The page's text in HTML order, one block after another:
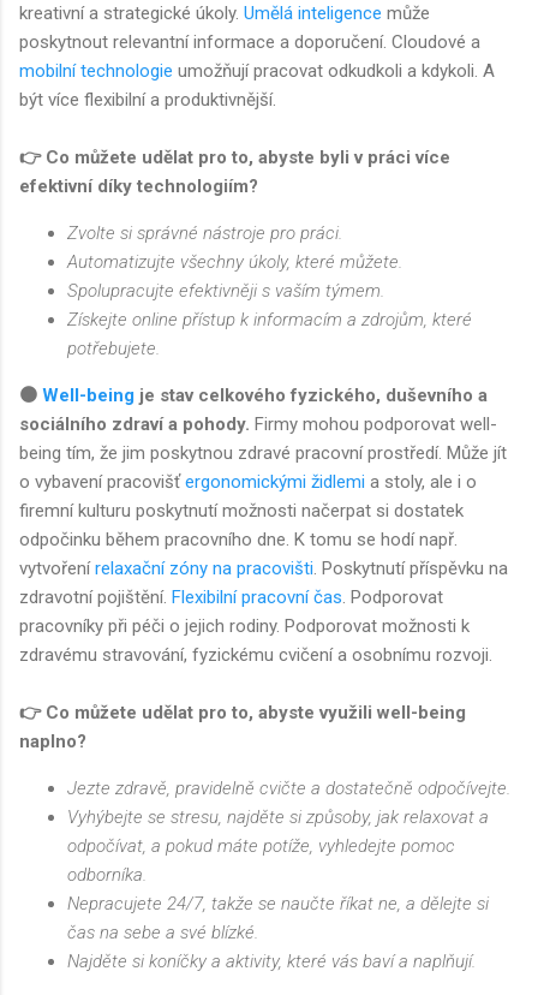
kreativní a strategické úkoly. Umělá inteligence může
poskytnout relevantní informace a doporučení. Cloudové a
mobilní technologie umožňují pracovat odkudkoli a kdykoli. A
být více flexibilní a produktivnější.
👉 Co můžete udělat pro to, abyste byli v práci více
efektivní díky technologiím?
Zvolte si správné nástroje pro práci.
Automatizujte všechny úkoly, které můžete.
Spolupracujte efektivněji s vaším týmem.
Získejte online přístup k informacím a zdrojům, které
potřebujete.
🟠 Well-being je stav celkového fyzického, duševního a
sociálního zdraví a pohody. Firmy mohou podporovat well-
being tím, že jim poskytnou zdravé pracovní prostředí. Může jít
o vybavení pracovišťergonomickými židlemi a stoly, ale i o
firemní kulturu poskytnutí možnosti načerpat si dostatek
odpočinku během pracovního dne. K tomu se hodí např.
vytvořenírelaxační zóny na pracovišti . Poskytnutí příspěvku na
zdravotní pojištění. Flexibilní pracovní čas . Podporovat
pracovníky při péči o jejich rodiny. Podporovat možnosti k
zdravému stravování, fyzickému cvičení a osobnímu rozvoji.
👉 Co můžete udělat pro to, abyste využili well-being
naplno?
Jezte zdravě, pravidelně cvičte a dostatečně odpočívejte.
Vyhýbejte se stresu, najděte si způsoby, jak relaxovat a
odpočívat, a pokud máte potíže, vyhledejte pomoc
odborníka.
Nepracujete 24/7, takže se naučte říkat ne, a dělejte si
čas na sebe a své blízké.
Najděte si koníčky a aktivity, které vás baví a naplňují.